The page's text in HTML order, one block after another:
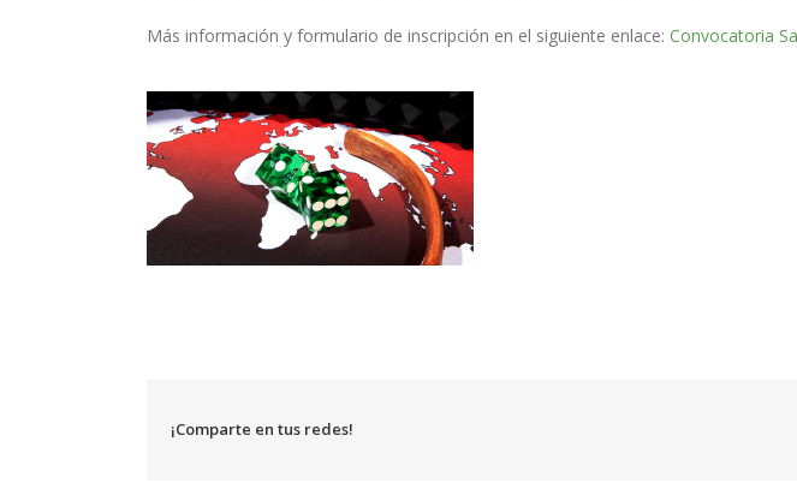
Más información y formulario de inscripción en el siguiente enlace: Convocatoria
¡Comparte en tus redes!